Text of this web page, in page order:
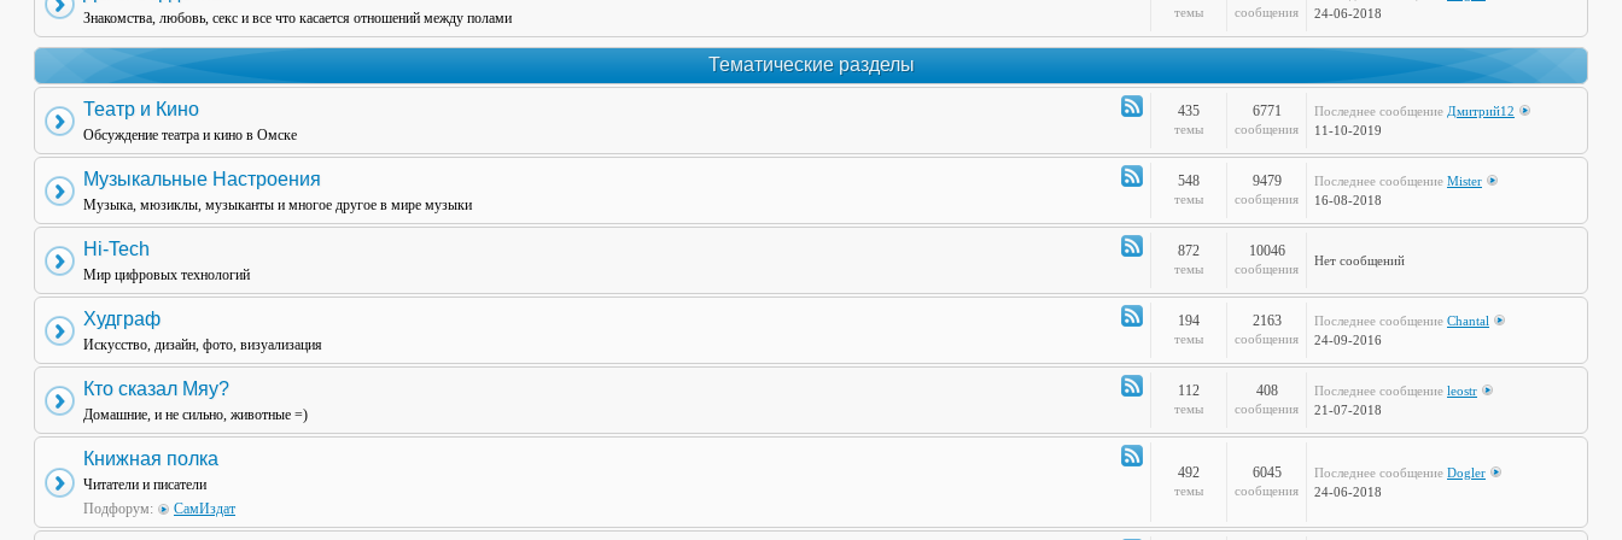
Канал
-
Знакомства, любовь, секс и все что касается отношений между полами темы сообщения
24-06-2018
Тематические разделы
Канал
-
Театр и Кино
Обсуждение театра и кино в Омске
435
темы
6771
сообщения
Последнее сообщение Дмитрий12
11-10-2019
Канал
-
Музыкальные
Музыкальные Настроения
Музыка, мюзиклы, музыканты и многое другое в мире музыки
548
темы
9479
сообщения
Последнее сообщение Mister
16-08-2018
Канал
-
Hi-Tech
Мир цифровых технологий
872
темы
10046
сообщения
Нет сообщений
Канал
-
Худграф
Худграф
Искусство, дизайн, фото, визуализация
194
темы
2163
сообщения
Последнее сообщение Chantal
24-09-2016
Канал
-
сказал
Мяу?
Кто сказал Мяу?
Домашние, и не сильно, животные =)
112
темы
408
сообщения
Последнее сообщение leostr
21-07-2018
Канал
Книжная полка
Читатели и писатели
Подфорум:
СамИздат
492
темы
6045
сообщения
Последнее сообщение Dogler
24-06-2018